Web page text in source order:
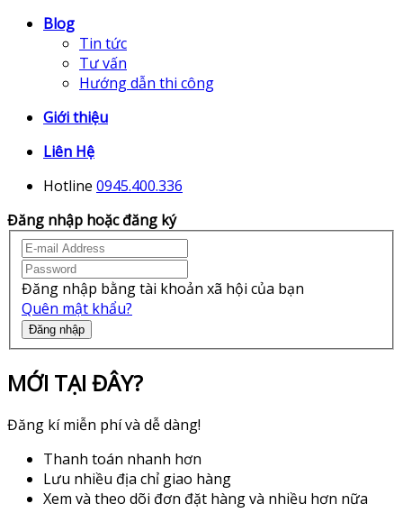
Blog
Tin tức
Tư vấn
Hướng dẫn thi công
Giới thiệu
Liên Hệ
Hotline 0945.400.336
Đăng nhập hoặc đăng ký
Đăng nhập bằng tài khoản xã hội của bạn
Quên mật khẩu?
Đăng nhập
MỚI TẠI ĐÂY?
Đăng kí miễn phí và dễ dàng!
Thanh toán nhanh hơn
Lưu nhiều địa chỉ giao hàng
Xem và theo dõi đơn đặt hàng và nhiều hơn nữa